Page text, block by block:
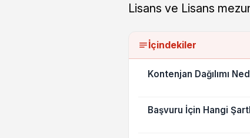
Lisans ve Lisans
İçindekiler
Kontenjan Dağılımı
Başvuru İçin Hangi